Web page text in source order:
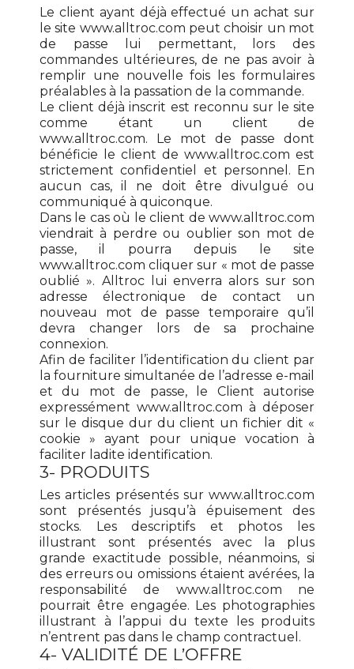
Le client ayant déjà effectué un achat sur
le site www.alltroc.com peut choisir un mot
de passe lui permettant, lors des
commandes ultérieures, de ne pas avoir à
remplir une nouvelle fois les formulaires
préalables à la passation de la commande.
Le client déjà inscrit est reconnu sur le site
comme étant un client de
www.alltroc.com. Le mot de passe dont
bénéficie le client de www.alltroc.com est
strictement confidentiel et personnel. En
aucun cas, il ne doit être divulgué ou
communiqué à quiconque.
Dans le cas où le client de www.alltroc.com
viendrait à perdre ou oublier son mot de
passe, il pourra depuis le site
www.alltroc.com cliquer sur « mot de passe
oublié ». Alltroc lui enverra alors sur son
adresse électronique de contact un
nouveau mot de passe temporaire qu’il
devra changer lors de sa prochaine
connexion.
Afin de faciliter l’identification du client par
la fourniture simultanée de l’adresse e-mail
et du mot de passe, le Client autorise
expressément www.alltroc.com à déposer
sur le disque dur du client un fichier dit «
cookie » ayant pour unique vocation à
faciliter ladite identification.
3- PRODUITS
Les articles présentés sur www.alltroc.com
sont présentés jusqu’à épuisement des
stocks. Les descriptifs et photos les
illustrant sont présentés avec la plus
grande exactitude possible, néanmoins, si
des erreurs ou omissions étaient avérées, la
responsabilité de www.alltroc.com ne
pourrait être engagée. Les photographies
illustrant à l’appui du texte les produits
n’entrent pas dans le champ contractuel.
4- VALIDITÉ DE L’OFFRE